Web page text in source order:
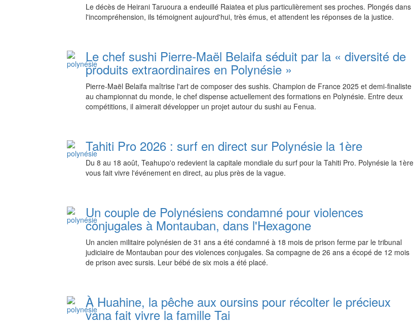
Le décès de Heirani Taruoura a endeuillé Raiatea et plus particulièrement ses proches. Plongés dans
l'incompréhension, ils témoignent aujourd'hui, très émus, et attendent les réponses de la justice.
Le chef sushi Pierre-Maël Belaifa séduit par la « diversité de
produits extraordinaires en Polynésie »
Pierre-Maël Belaifa maîtrise l'art de composer des sushis. Champion de France 2025 et demi-finaliste
au championnat du monde, le chef dispense actuellement des formations en Polynésie. Entre deux
compétitions, il aimerait développer un projet autour du sushi au Fenua.
Tahiti Pro 2026 : surf en direct sur Polynésie la 1ère
Du 8 au 18 août, Teahupo'o redevient la capitale mondiale du surf pour la Tahiti Pro. Polynésie la 1ère
vous fait vivre l'événement en direct, au plus près de la vague.
Un couple de Polynésiens condamné pour violences
conjugales à Montauban, dans l'Hexagone
Un ancien militaire polynésien de 31 ans a été condamné à 18 mois de prison ferme par le tribunal
judiciaire de Montauban pour des violences conjugales. Sa compagne de 26 ans a écopé de 12 mois
de prison avec sursis. Leur bébé de six mois a été placé.
À Huahine, la pêche aux oursins pour récolter le précieux
vana fait vivre la famille Tai